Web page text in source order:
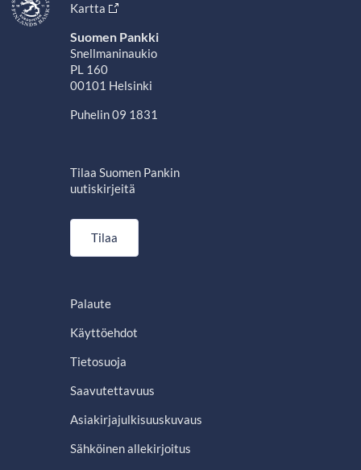
Kartta
Suomen Pankki
Snellmaninaukio
PL 160
00101 Helsinki
Puhelin 09 1831
Tilaa Suomen Pankin
uutiskirjeitä
Tilaa
Palaute
Käyttöehdot
Tietosuoja
Saavutettavuus
Asiakirjajulkisuuskuvaus
Sähköinen allekirjoitus